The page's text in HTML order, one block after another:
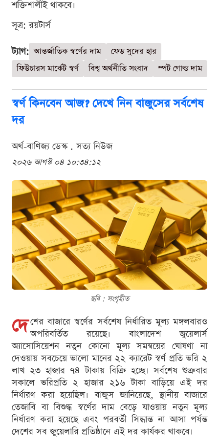
শক্তিশালীই থাকবে।
সূত্র: রয়টার্স
ট্যাগ: আন্তর্জাতিক স্বর্ণের দাম
ফেড সুদের হার
ফিউচারস মার্কেট স্বর্ণ
বিশ্ব অর্থনীতি সংবাদ স্পট গোল্ড দাম
স্বর্ণ কিনবেন আজ? দেখে নিন বাজুসের সর্বশেষ
দর
অর্থ-বাণিজ্য ডেস্ক . সত্য নিউজ
২০২৬ আগস্ট ০৪ ১০:৩৪:১২
ছবি : সংগৃহীত
দে শের বাজারে স্বর্ণের সর্বশেষ নির্ধারিত মূল্য মঙ্গলবারও
অপরিবর্তিত রয়েছে। বাংলাদেশ জুয়েলার্স
অ্যাসোসিয়েশন নতুন কোনো মূল্য সমন্বয়ের ঘোষণা না
দেওয়ায় সবচেয়ে ভালো মানের ২২ ক্যারেট স্বর্ণ প্রতি ভরি ২
লাখ ২৩ হাজার ৭৪ টাকায় বিক্রি হচ্ছে। সর্বশেষ শুক্রবার
সকালে ভরিপ্রতি ২ হাজার ২১৬ টাকা বাড়িয়ে এই দর
নির্ধারণ করা হয়েছিল। বাজুস জানিয়েছে, স্থানীয় বাজারে
তেজাবি বা বিশুদ্ধ স্বর্ণের দাম বেড়ে যাওয়ায় নতুন মূল্য
নির্ধারণ করা হয়েছে এবং পরবর্তী সিদ্ধান্ত না আসা পর্যন্ত
দেশের সব জুয়েলারি প্রতিষ্ঠানে এই দর কার্যকর থাকবে।